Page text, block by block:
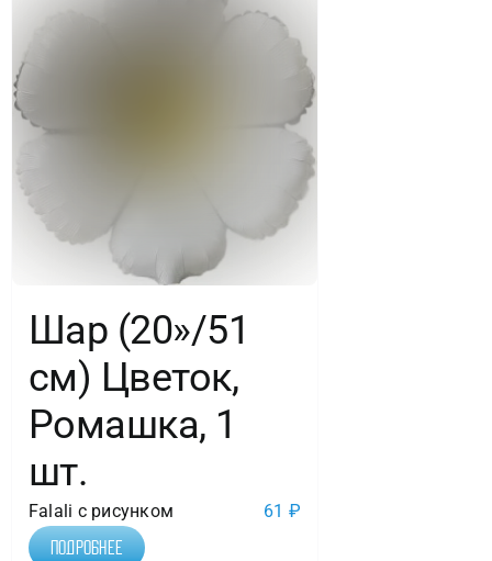
Шар (20»/51
см) Цветок,
Ромашка, 1
шт.
Falali с рисунком 61 ₽
Подробнее